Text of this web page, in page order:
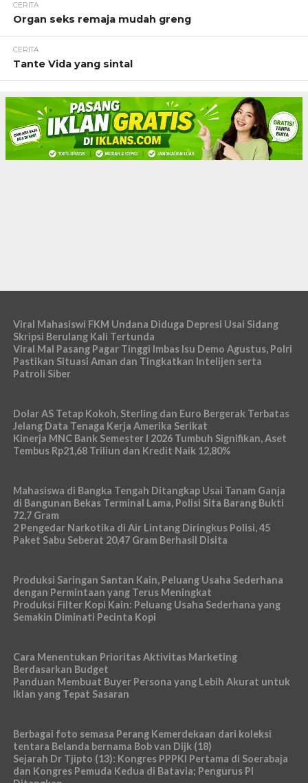
CERITA
Organ seks remaja mudah greng
CERITA
Tante Vida yang sintal
Viral Mahasiswi FKM Undana Diduga Depresi Usai Sidang
Skripsi Berulang Kali Tertunda
Viral Mal Pasang Pagar Tinggi Imbas Isu Demo Agustus, Polri
Pastikan Situasi Aman dan Tingkatkan Intelijen serta
Patroli Siber
Dolar AS Tetap Kokoh, Sterling dan Euro Bergerak Terbatas
Jelang Data Tenaga Kerja Amerika Serikat
Kinerja MNC Bank Semester I 2026 Tumbuh Signifikan, Aset
Tembus Rp21,68 Triliun dan Kredit Naik 12,80%
Mahasiswa di Bangka Tengah Ditangkap Usai Tanam Ganja
di Bangunan Bekas Terminal Lama, Polisi Sita Barang Bukti
72,7 Gram
2 Pengedar Narkotika di Air Lintang Diringkus Polisi, 45
Paket Sabu Seberat 20,47 Gram Berhasil Disita
Produksi Saringan Santan Kain, Peluang Usaha Sederhana
dengan Permintaan yang Terus Meningkat
Produksi Filter Kopi Kain: Peluang Usaha Sederhana yang
Semakin Diminati Pecinta Kopi
Cara Menentukan Prioritas Aktivitas Marketing
Berdasarkan Budget
Panduan Membuat Buyer Persona yang Lebih Akurat untuk
Iklan yang Tepat Sasaran
Berbagai foto semasa Perang Kemerdekaan dari koleksi
tentara Belanda bernama Bob van Dijk (18)
Sejarah Dr Tjipto (13): Kongres PPPKI Pertama di Soerabaja
dan Kongres Pemuda Kedua di Batavia; Pengurus PI